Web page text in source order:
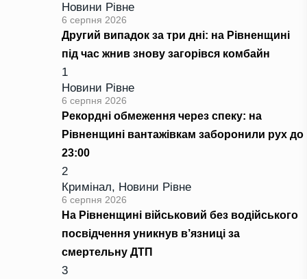
Новини Рівне
6 серпня 2026
Другий випадок за три дні: на Рівненщині
під час жнив знову загорівся комбайн
1
Новини Рівне
6 серпня 2026
Рекордні обмеження через спеку: на
Рівненщині вантажівкам заборонили рух до
23:00
2
Кримінал, Новини Рівне
6 серпня 2026
На Рівненщині військовий без водійського
посвідчення уникнув в’язниці за
смертельну ДТП
3